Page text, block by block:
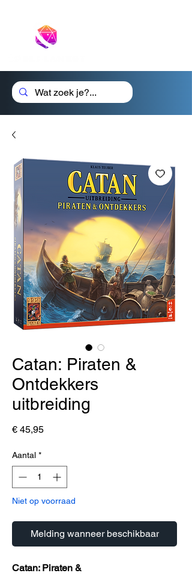
Catan: Piraten &
Ontdekkers
uitbreiding
€ 45,95Prijs
Aantal *
Niet op voorraad
Melding wanneer beschikbaar
Catan: Piraten &